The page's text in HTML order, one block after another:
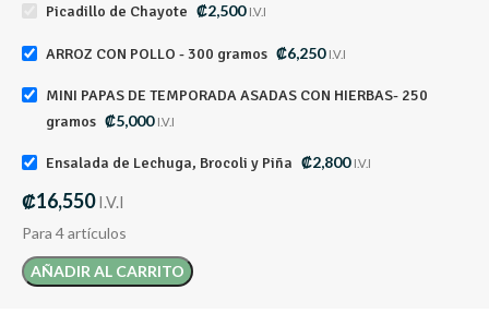
Picadillo de Chayote ₡2,500 I.V.I
ARROZ CON POLLO - 300 gramos ₡6,250 I.V.I
MINI PAPAS DE TEMPORADA ASADAS CON HIERBAS- 250
gramos ₡5,000 I.V.I
Ensalada de Lechuga, Brocoli y Piña ₡2,800 I.V.I
₡16,550 I.V.I
Para 4 artículos
AÑADIR AL CARRITO